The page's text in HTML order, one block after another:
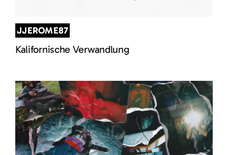
JJEROME87
Kalifornische Verwandlung